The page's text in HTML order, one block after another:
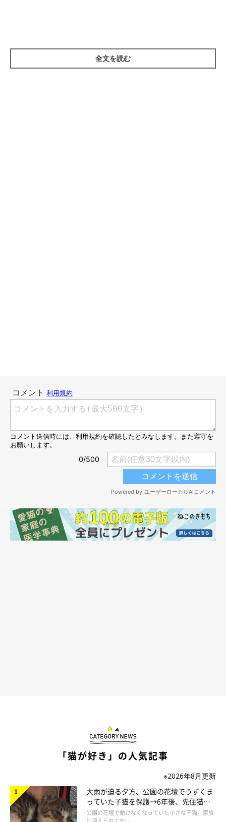
全文を読む
「猫が好き」の人気記事
※2026年8月更新
大雨が迫る夕方、公園の花壇でうずくま
っていた子猫を保護→6年後、先住猫
と“姉妹”のような関係に
公園の花壇で動けなくなっていた小さな子猫。家族